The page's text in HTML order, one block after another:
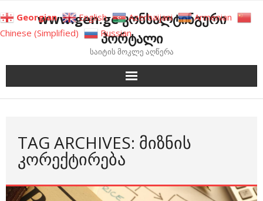
to
content
www.gen.ge კონსალტინგური
პორტალი
საიტის მოკლე აღწერა
TAG ARCHIVES: ᲛᲘᲖᲜᲘᲡ
ᲙᲝᲠᲔᲥᲢᲘᲠᲔᲑᲐ
Georgian English Azerbaijani
Armenian
Chinese (Simplified)
Russian